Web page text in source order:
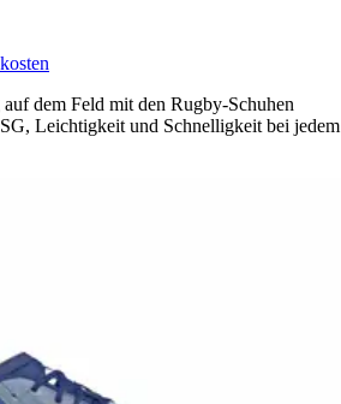
dem Feld mit den Rugby-Schuhen
Leichtigkeit und Schnelligkeit bei jedem